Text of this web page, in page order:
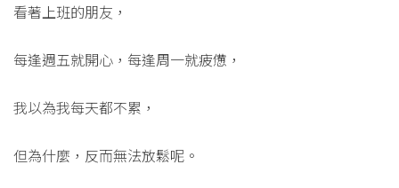
看著上班的朋友，
每逢週五就開心，每逢周一就疲憊，
我以為我每天都不累，
但為什麼，反而無法放鬆呢。